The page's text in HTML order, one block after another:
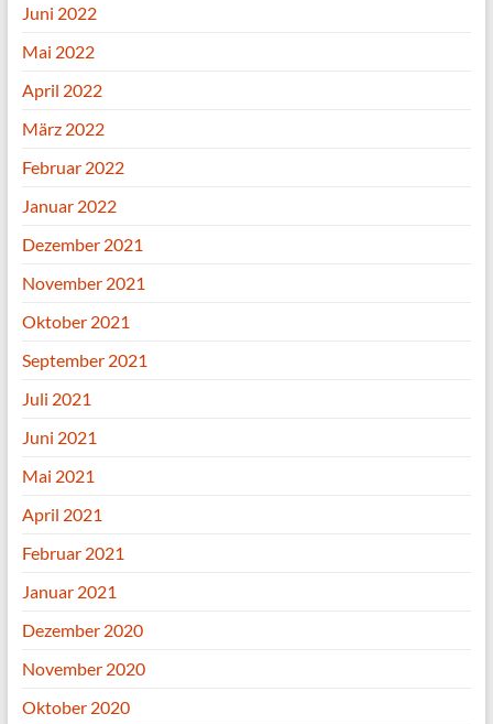
Juni 2022
Mai 2022
April 2022
März 2022
Februar 2022
Januar 2022
Dezember 2021
November 2021
Oktober 2021
September 2021
Juli 2021
Juni 2021
Mai 2021
April 2021
Februar 2021
Januar 2021
Dezember 2020
November 2020
Oktober 2020